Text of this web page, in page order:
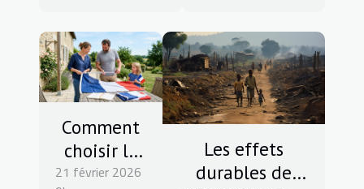
Comment
choisir la
taille
21 février 2026
Les effets
durables de